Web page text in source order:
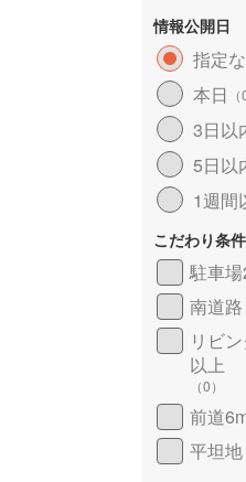
情報公開日
指定
本日 （
3日以
5日以
1週間
こだわり条件
駐車
南道路
リビ
以上
（0）
前道
平坦地